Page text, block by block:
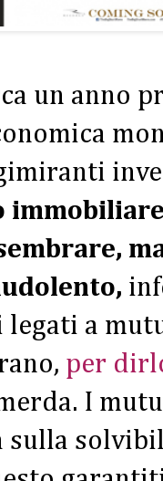
un anno
legati a
per
I
sulla